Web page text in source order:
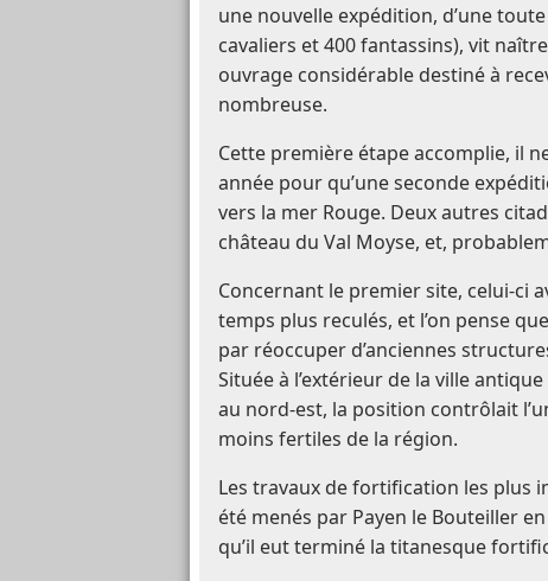
une nouvelle expédition, d’une
cavaliers et 400 fantassins), vit
ouvrage considérable destiné à
nombreuse.
Cette première étape accomplie, il
année pour qu’une seconde
vers la mer Rouge. Deux autres
château du Val Moyse, et,
Concernant le premier site, celui-ci
temps plus reculés, et l’on pense
par réoccuper d’anciennes
Située à l’extérieur de la ville
au nord-est, la position contrôlait
moins fertiles de la région.
Les travaux de fortification les plus
été menés par Payen le Bouteiller
qu’il eut terminé la titanesque